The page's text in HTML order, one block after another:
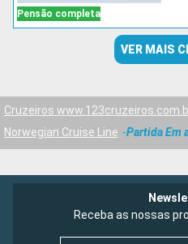
Pensão completa
VER MAIS
Cruzeiros
Norwegian Cruise Line
Partida Em
Receba as nossas